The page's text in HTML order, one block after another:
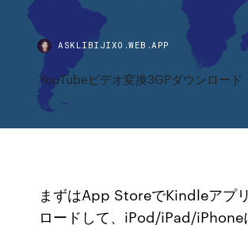
ASKLIBIJIXO.WEB.APP
YouTubeビデオ変換3GPダウンロード
まずはApp StoreでKindleアプ
ロードして、iPod/iPad/iPhone